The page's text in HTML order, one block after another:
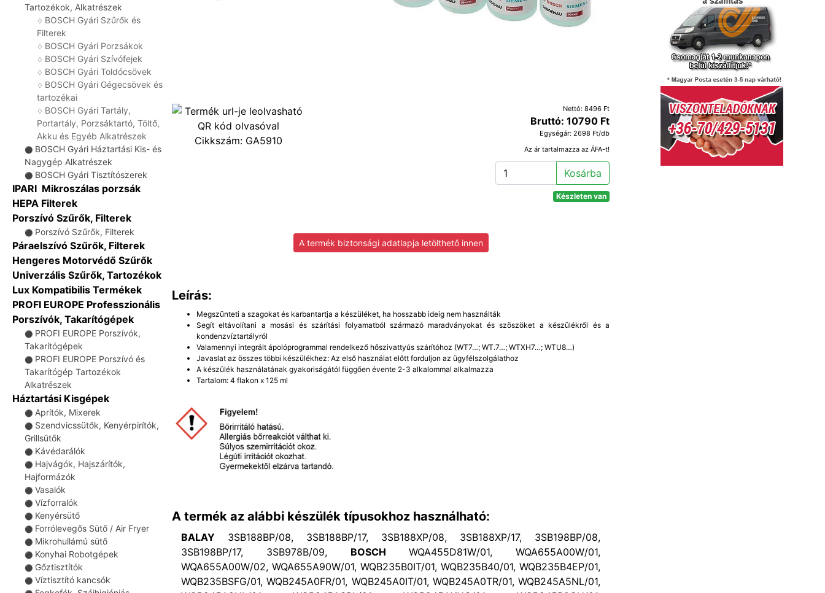
Tartozékok, Alkatrészek
♢ BOSCH Gyári Szűrők és
Filterek
♢ BOSCH Gyári Porzsákok
♢ BOSCH Gyári Szívófejek
♢ BOSCH Gyári Toldócsövek
♢ BOSCH Gyári Gégecsövek és
tartozékai
♢ BOSCH Gyári Tartály,
Portartály, Porzsáktartó, Töltő,
Akku és Egyéb Alkatrészek
⚫ BOSCH Gyári Háztartási Kis- és
Nagygép Alkatrészek
⚫ BOSCH Gyári Tisztítószerek
IPARI Mikroszálas porzsák
HEPA Filterek
Porszívó Szűrők, Filterek
⚫ Porszívó Szűrők, Filterek
Páraelszívó Szűrők, Filterek
Hengeres Motorvédő Szűrők
Univerzális Szűrők, Tartozékok
Lux Kompatibilis Termékek
PROFI EUROPE Professzionális
Porszívók, Takarítógépek
⚫ PROFI EUROPE Porszívók,
Takarítógépek
⚫ PROFI EUROPE Porszívó és
Takarítógép Tartozékok
Alkatrészek
Háztartási Kisgépek
⚫ Aprítók, Mixerek
⚫ Szendvicssütők, Kenyérpirítók,
Grillsütők
⚫ Kávédarálók
⚫ Hajvágók, Hajszárítók,
Hajformázók
⚫ Vasalók
⚫ Vízforralók
⚫ Kenyérsütő
⚫ Forrólevegős Sütő / Air Fryer
⚫ Mikrohullámú sütő
⚫ Konyhai Robotgépek
⚫ Gőztisztítók
⚫ Víztisztító kancsók
Cikkszám: GA5910
Nettó: 8496 Ft
Bruttó: 10790 Ft
Egységár: 2698 Ft/db
Az ár tartalmazza az ÁFA-t!
Kosárba
Készleten van
A termék biztonsági adatlapja letölthető innen
Leírás:
Megszünteti a szagokat és karbantartja a készüléket, ha hosszabb ideig nem használták
Segít eltávolítani a mosási és szárítási folyamatból származó maradványokat és szöszöket a készülékről és a
kondenzvíztartályról
Valamennyi integrált ápolóprogrammal rendelkező hőszivattyús szárítóhoz (WT7…; WT.7…; WTXH7…; WTU8…)
Javaslat az összes többi készülékhez: Az első használat előtt forduljon az ügyfélszolgálathoz
A készülék használatának gyakoriságától függően évente 2-3 alkalommal alkalmazza
Tartalom: 4 flakon x 125 ml
A termék az alábbi készülék típusokhoz használható:
BALAY 3SB188BP/08, 3SB188BP/17, 3SB188XP/08, 3SB188XP/17, 3SB198BP/08,
3SB198BP/17, 3SB978B/09, BOSCH WQA455D81W/01, WQA655A00W/01,
WQA655A00W/02, WQA655A90W/01, WQB235B0IT/01, WQB235B40/01, WQB235B4EP/01,
WQB235BSFG/01, WQB245A0FR/01, WQB245A0IT/01, WQB245A0TR/01, WQB245A5NL/01,